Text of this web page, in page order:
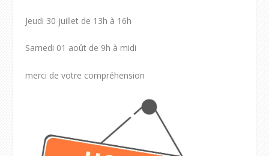
Jeudi 30 juillet de 13h à 16h
Samedi 01 août de 9h à midi
merci de votre compréhension